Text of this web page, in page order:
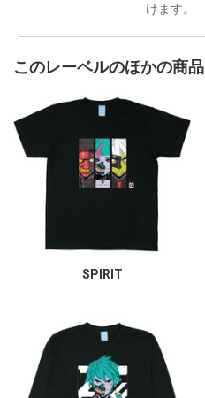
けます。
このレーベルのほかの商品
SPIRIT